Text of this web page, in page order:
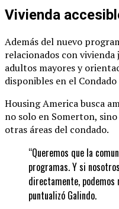
Vivienda
Además del nuevo
relacionados con vivienda
adultos mayores y
disponibles en el Condado
Housing America busca
no solo en Somerton,
otras áreas del condado.
“Queremos que la
programas. Y si
directamente,
puntualizó Galindo.